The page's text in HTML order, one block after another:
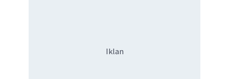
Iklan